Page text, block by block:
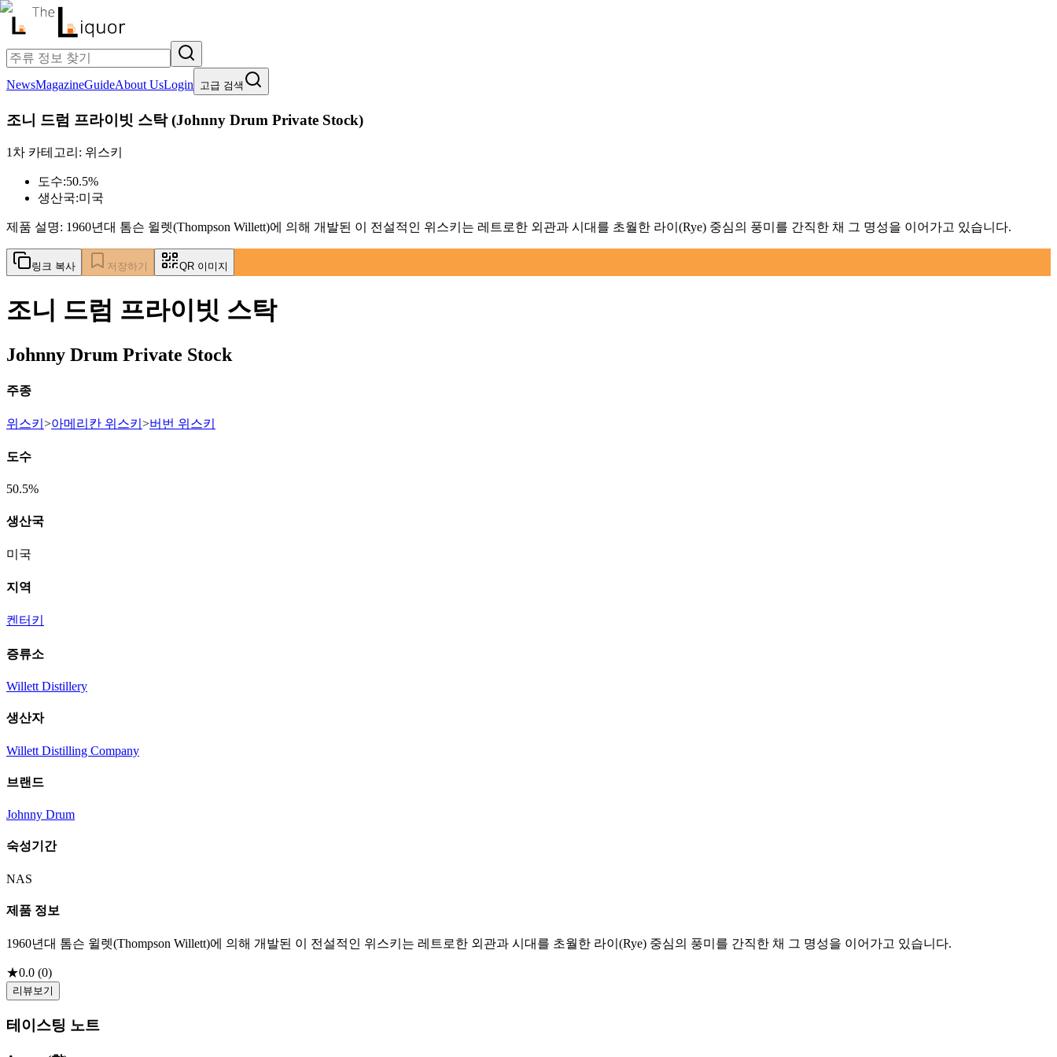
NewsMagazineGuideAbout UsLogin 고급 검색
조니 드럼 프라이빗 스탁(Johnny Drum Private Stock)
1차 카테고리: 위스키
도수:50.5%
생산국:미국
제품 설명: 1960년대 톰슨 윌렛(Thompson Willett)에 의해 개발된 이 전설적인 위스키는 레트로한 외관과 시대를 초월한 라이(Rye) 중심의 풍미를 간직한 채 그 명성을 이어가고 있습니다.
링크 복사 저장하기 QR 이미지
조니 드럼 프라이빗 스탁
Johnny Drum Private Stock
주종
위스키 >아메리칸 위스키 >버번 위스키
도수
50.5%
생산국
미국
지역
켄터키
증류소
Willett Distillery
생산자
Willett Distilling Company
브랜드
Johnny Drum
숙성기간
NAS
제품 정보
1960년대 톰슨 윌렛(Thompson Willett)에 의해 개발된 이 전설적인 위스키는 레트로한 외관과 시대를 초월한 라이(Rye) 중심의 풍미를 간직한 채 그 명성을 이어가고 있습니다.
★0.0 (0)
리뷰보기
테이스팅 노트